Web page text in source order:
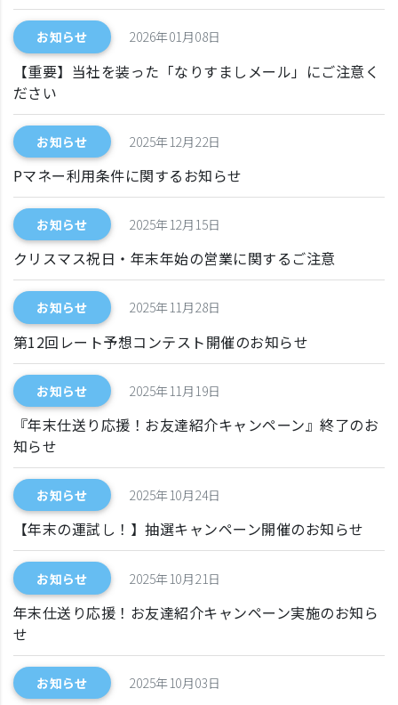
お知らせ 2026年01月08日
【重要】当社を装った「なりすましメール」にご注意く
ださい
お知らせ 2025年12月22日
Pマネー利用条件に関するお知らせ
お知らせ 2025年12月15日
クリスマス祝日・年末年始の営業に関するご注意
お知らせ 2025年11月28日
第12回レート予想コンテスト開催のお知らせ
お知らせ 2025年11月19日
『年末仕送り応援！お友達紹介キャンペーン』終了のお
知らせ
お知らせ 2025年10月24日
【年末の運試し！】抽選キャンペーン開催のお知らせ
お知らせ 2025年10月21日
年末仕送り応援！お友達紹介キャンペーン実施のお知ら
せ
お知らせ 2025年10月03日